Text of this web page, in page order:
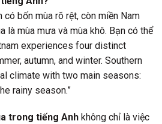
có bốn mùa rõ rệt, còn miền Nam
là mùa mưa và mùa khô. Bạn có thể
experiences four distinct
autumn, and winter. Southern
climate with two main seasons:
rainy season.”
trong tiếng Anh không chỉ là việc